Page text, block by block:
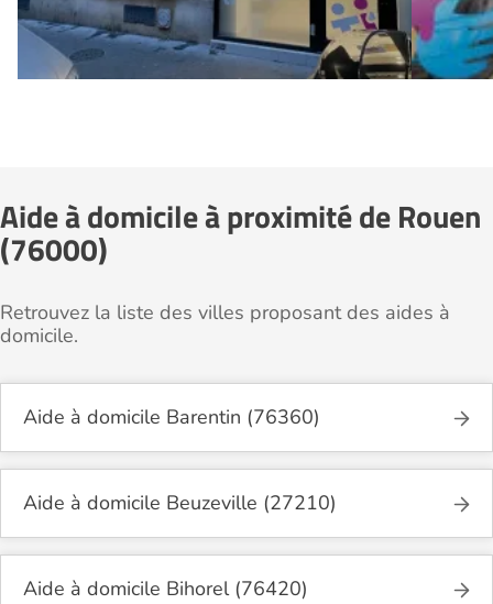
Aide à domicile à proximité de Rouen
(76000)
Retrouvez la liste des villes proposant des aides à
domicile.
Aide à domicile Barentin (76360)
Aide à domicile Beuzeville (27210)
Aide à domicile Bihorel (76420)